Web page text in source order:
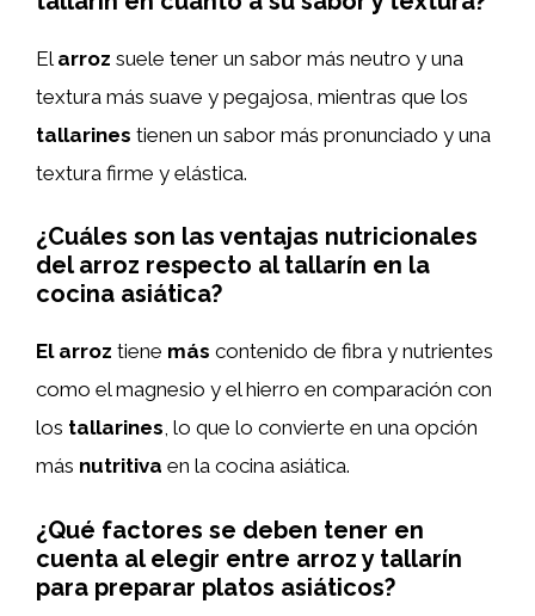
El arroz suele tener un sabor más neutro y una
textura más suave y pegajosa, mientras que los
tallarines tienen un sabor más pronunciado y una
textura firme y elástica.
¿Cuáles son las ventajas nutricionales
del arroz respecto al tallarín en la
cocina asiática?
El arroz tiene más contenido de fibra y nutrientes
como el magnesio y el hierro en comparación con
los tallarines, lo que lo convierte en una opción
más nutritiva en la cocina asiática.
¿Qué factores se deben tener en
cuenta al elegir entre arroz y tallarín
para preparar platos asiáticos?